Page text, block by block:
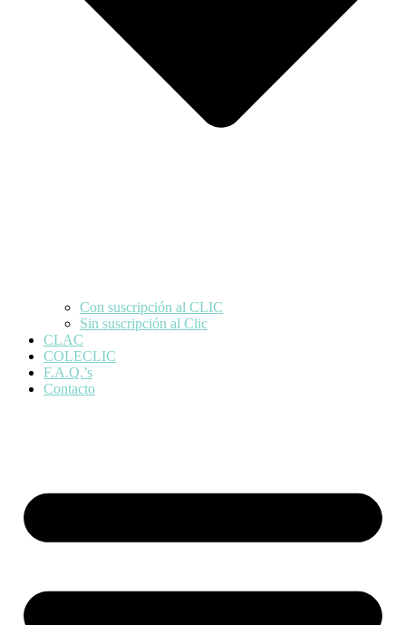
Con suscripción al CLIC
Sin suscripción al Clic
CLAC
COLECLIC
F.A.Q.’s
Contacto